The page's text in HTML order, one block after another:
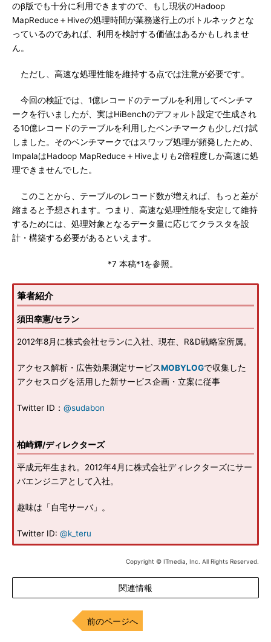
のβ版でも十分に利用できますので、もし現状のHadoop
MapReduce＋Hiveの処理時間が業務遂行上のボトルネックとな
っているのであれば、利用を検討する価値はあるかもしれませ
ん。
ただし、高速な処理性能を維持する点では注意が必要です。
今回の検証では、1億レコードのテーブルを利用してベンチマ
ークを行いましたが、実はHiBenchのデフォルト設定で生成され
る10億レコードのテーブルを利用したベンチマークも少しだけ試
しました。そのベンチマークではスワップ処理が頻発したため、
ImpalaはHadoop MapReduce＋Hiveよりも2倍程度しか高速に処
理できませんでした。
このことから、テーブルのレコード数が増えれば、もっと差が
縮まると予想されます。つまり、高速な処理性能を安定して維持
するためには、処理対象となるデータ量に応じてクラスタを設
計・構築する必要があるといえます。
*7 本稿*1を参照。
筆者紹介
須田幸憲/セラン
2012年8月に株式会社セランに入社、現在、R&D戦略室所属。
アクセス解析・広告効果測定サービスMOBYLOGで収集した
アクセスログを活用した新サービス企画・立案に従事
Twitter ID： @sudabon
柏崎輝/ディレクターズ
平成元年生まれ。2012年4月に株式会社ディレクターズにサー
バエンジニアとして入社。
趣味は「自宅サーバ」。
Twitter ID: @k_teru
Copyright © ITmedia, Inc. All Rights Reserved.
関連情報
前のページへ